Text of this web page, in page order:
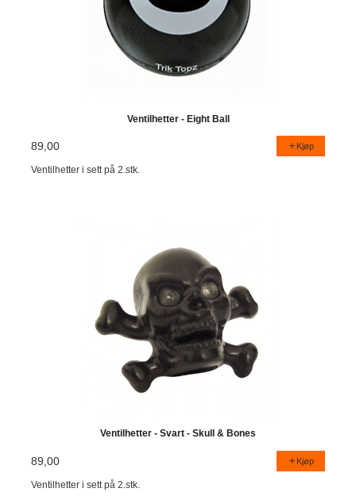
Ventilhetter - Eight Ball
89,00 Kjøp
Ventilhetter i sett på 2.stk.
Ventilhetter - Svart - Skull & Bones
89,00 Kjøp
Ventilhetter i sett på 2.stk.